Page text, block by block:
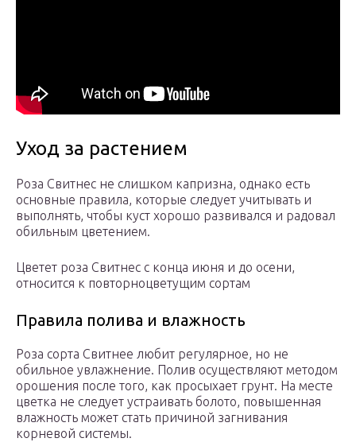
Уход за растением
Роза Свитнес не слишком капризна, однако есть
основные правила, которые следует учитывать и
выполнять, чтобы куст хорошо развивался и радовал
обильным цветением.
Цветет роза Свитнес с конца июня и до осени,
относится к повторноцветущим сортам
Правила полива и влажность
Роза сорта Свитнее любит регулярное, но не
обильное увлажнение. Полив осуществляют методом
орошения после того, как просыхает грунт. На месте
цветка не следует устраивать болото, повышенная
влажность может стать причиной загнивания
корневой системы.